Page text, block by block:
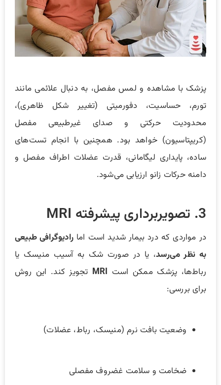
پزشک با مشاهده و لمس مفصل، به دنبال علائمی مانند
تورم، حساسیت، دفورمیتی (تغییر شکل ظاهری)،
محدودیت حرکتی و صدای غیرطبیعی مفصل
(کریپتاسیون) خواهد بود. همچنین با انجام تست‌های
ساده، پایداری لیگامانی، قدرت عضلات اطراف مفصل و
دامنه حرکات زانو ارزیابی می‌شود.
3. تصویربرداری پیشرفته MRI
در مواردی که درد بیمار شدید است اما رادیوگرافی طبیعی
به نظر می‌رسد، یا در صورت شک به آسیب منیسک یا
رباط‌ها، پزشک ممکن است MRI تجویز کند. این روش
برای بررسی:
وضعیت بافت نرم (منیسک، رباط، عضلات)
ضخامت و سلامت غضروف مفصلی